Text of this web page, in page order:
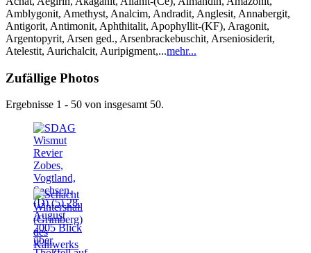
Amblygonit, Amethyst, Analcim, Andradit, Anglesit, Annabergit,
Antigorit, Antimonit, Aphthitalit, Apophyllit-(KF), Aragonit,
Argentopyrit, Arsen ged., Arsenbrackebuschit, Arseniosiderit,
Atelestit, Aurichalcit, Auripigment,...mehr...
Zufällige Photos
Ergebnisse 1 - 50 von insgesamt 50.